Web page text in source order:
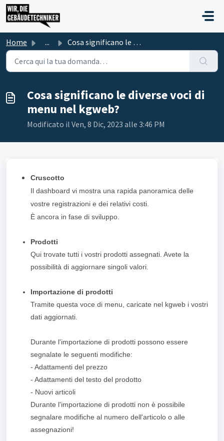
Salta al contenuto principale
Home ... Cosa significano le diverse voci di menu nel kgweb?
Cosa significano le diverse voci di
menu nel kgweb?
Modificato il Ven, 8 Dic, 2023 alle 3:46 PM
Cruscotto
Il dashboard vi mostra una rapida panoramica delle
vostre registrazioni e dei relativi costi.
È ancora in fase di sviluppo.
Prodotti
Qui trovate tutti i vostri prodotti assegnati. Avete la
possibilità di aggiornare singoli valori.
Importazione di prodotti
Tramite questa voce di menu, caricate nel kgweb i vostri
dati aggiornati.
Durante l'importazione di prodotti possono essere
segnalate le seguenti modifiche:
- Adattamenti del prezzo
- Adattamenti del testo del prodotto
- Nuovi articoli
Durante l'importazione di prodotti non è possibile
segnalare modifiche al numero dell'articolo o alle
assegnazioni!